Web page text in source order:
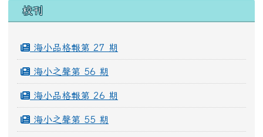
左邊區域內容
校刊
海小品格報第 27 期
海小之聲第 56 期
海小品格報第 26 期
海小之聲第 55 期